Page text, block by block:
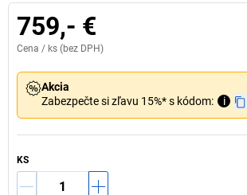
759,- €
Cena / ks (bez DPH)
Akcia
Zabezpečte si zľavu 15%* s kódom:
i
KS